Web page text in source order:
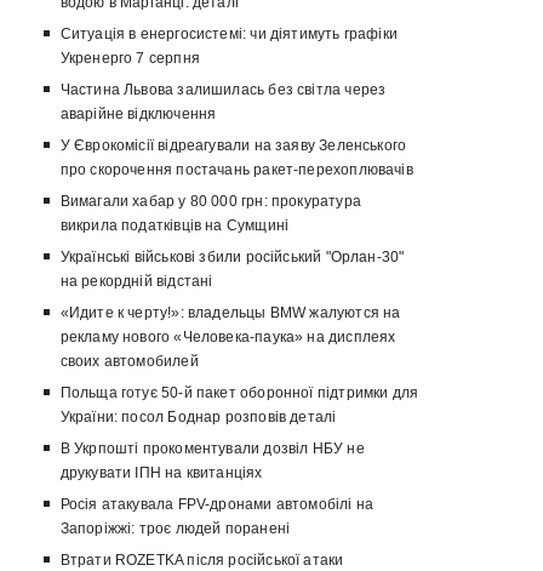
Ситуація в енергосистемі: чи діятимуть графіки
Укренерго 7 серпня
Частина Львова залишилась без світла через
аварійне відключення
У Єврокомісії відреагували на заяву Зеленського
про скорочення постачань ракет-перехоплювачів
Вимагали хабар у 80 000 грн: прокуратура
викрила податківців на Сумщині
Українські військові збили російський "Орлан-30"
на рекордній відстані
«Идите к черту!»: владельцы BMW жалуются на
рекламу нового «Человека-паука» на дисплеях
своих автомобилей
Польща готує 50-й пакет оборонної підтримки для
України: посол Боднар розповів деталі
В Укрпошті прокоментували дозвіл НБУ не
друкувати ІПН на квитанціях
Росія атакувала FPV-дронами автомобілі на
Запоріжжі: троє людей поранені
Втрати ROZETKA після російської атаки